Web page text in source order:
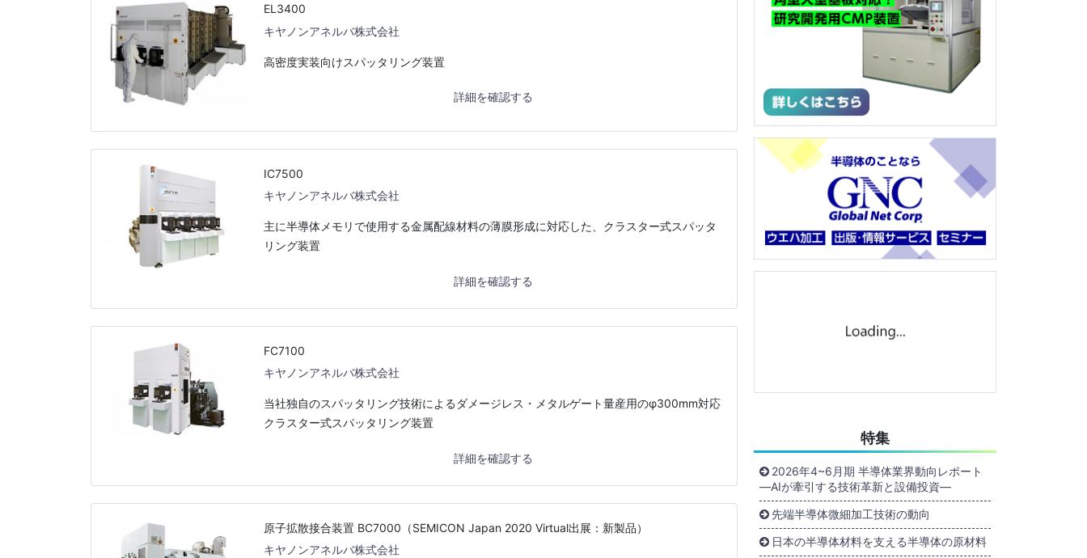
EL3400
キヤノンアネルバ株式会社
高密度実装向けスパッタリング装置
詳細を確認する
IC7500
キヤノンアネルバ株式会社
主に半導体メモリで使用する金属配線材料の薄膜形成に対応した、クラスター式スパッタ
リング装置
詳細を確認する
FC7100
キヤノンアネルバ株式会社
当社独自のスパッタリング技術によるダメージレス・メタルゲート量産用のφ300mm対応
クラスター式スパッタリング装置
詳細を確認する
原子拡散接合装置 BC7000（SEMICON Japan 2020 Virtual出展：新製品）
キヤノンアネルバ株式会社
特集
2026年4~6月期 半導体業界動向レポート
―AIが牽引する技術革新と設備投資―
先端半導体微細加工技術の動向
日本の半導体材料を支える半導体の原材料